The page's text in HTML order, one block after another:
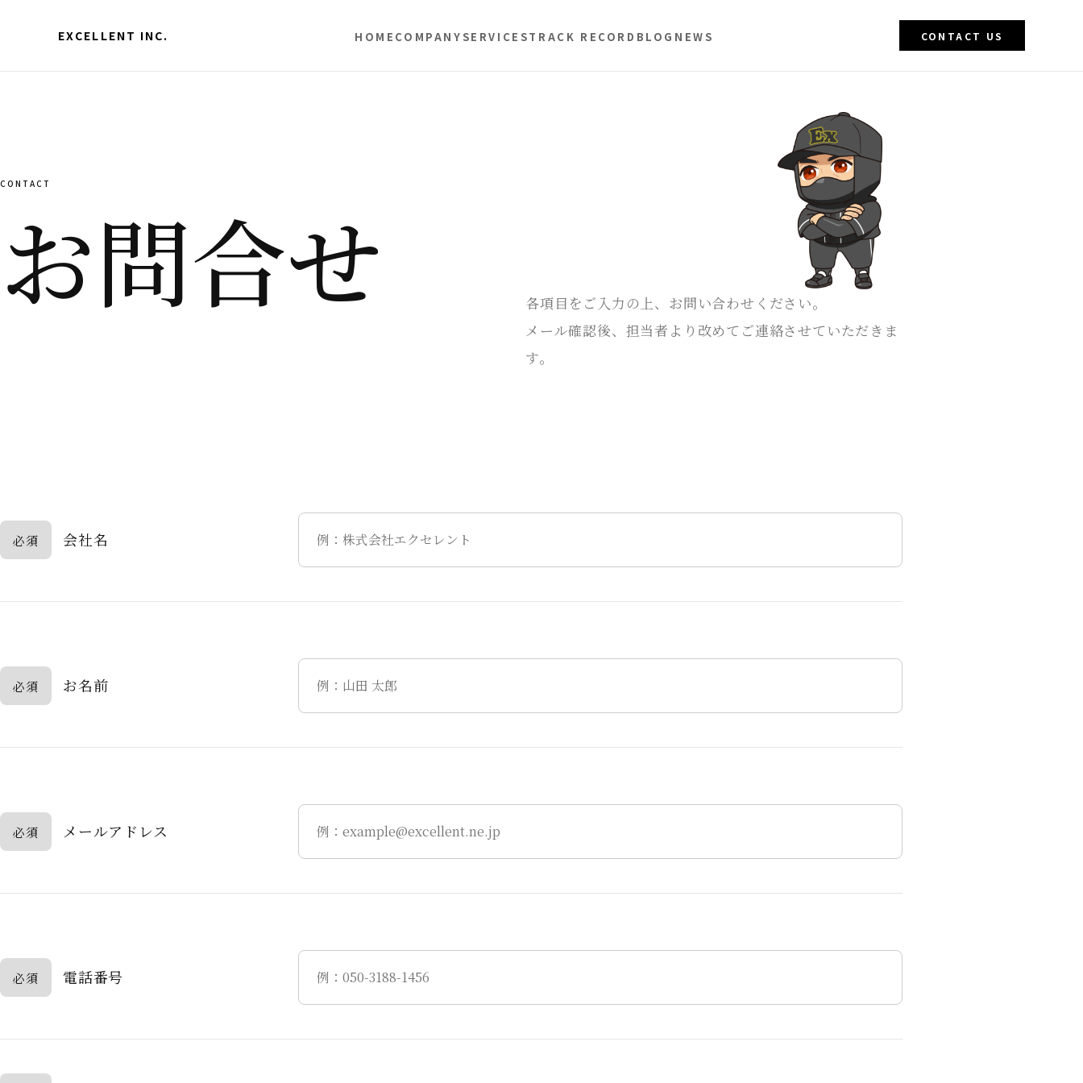
EXCELLENT INC. HOME COMPANY SERVICESTRACK RECORD BLOG NEWS CONTACT US
CONTACT
お問合せ
各項目をご入力の上、お問い合わせください。
メール確認後、担当者より改めてご連絡させていただきま
す。
必須 会社名
必須 お名前
必須 メールアドレス
必須 電話番号